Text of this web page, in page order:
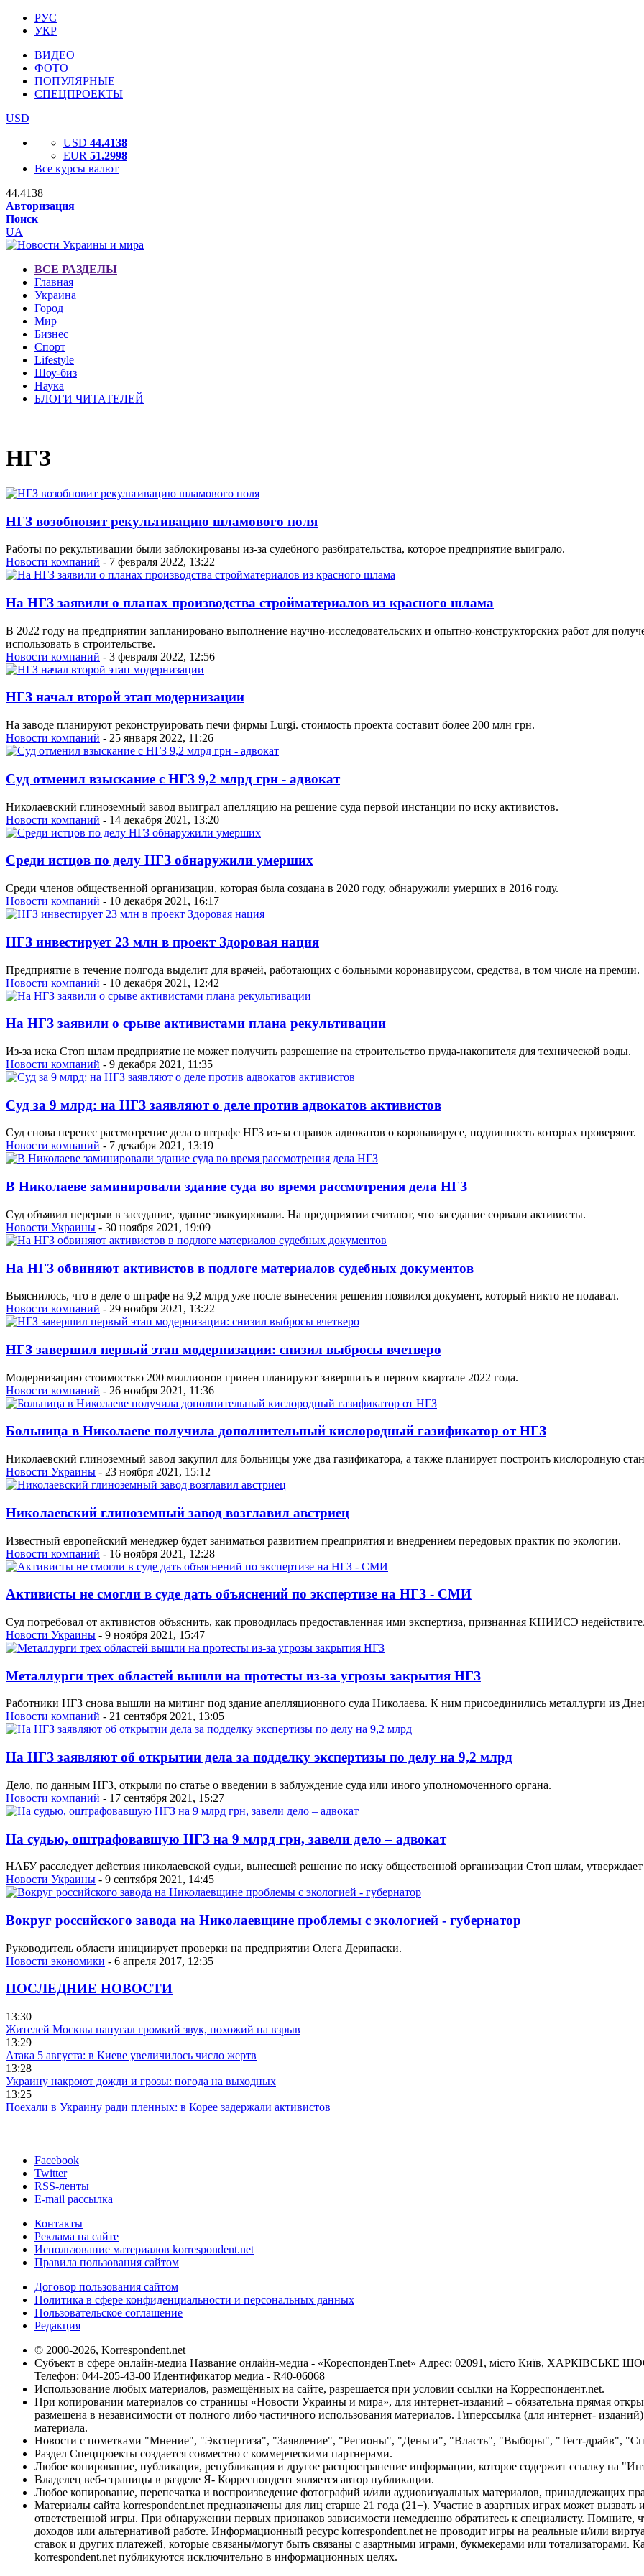
РУС
УКР
ВИДЕО
ФОТО
ПОПУЛЯРНЫЕ
СПЕЦПРОЕКТЫ
USD
USD 44.4138
EUR 51.2998
Все курсы валют
44.4138
Авторизация
Поиск
UA
ВСЕ РАЗДЕЛЫ
Главная
Украина
Город
Мир
Бизнес
Спорт
Lifestyle
Шоу-биз
Наука
БЛОГИ ЧИТАТЕЛЕЙ
НГЗ
НГЗ возобновит рекультивацию шламового поля
Работы по рекультивации были заблокированы из-за судебного разбирательства, которое предприятие выиграло.
Новости компаний - 7 февраля 2022, 13:22
На НГЗ заявили о планах производства стройматериалов из красного шлама
В 2022 году на предприятии запланировано выполнение научно-исследовательских и опытно-конструкторских работ для
использовать в строительстве.
Новости компаний - 3 февраля 2022, 12:56
НГЗ начал второй этап модернизации
На заводе планируют реконструировать печи фирмы Lurgi. стоимость проекта составит более 200 млн грн.
Новости компаний - 25 января 2022, 11:26
Суд отменил взыскание с НГЗ 9,2 млрд грн - адвокат
Николаевский глиноземный завод выиграл апелляцию на решение суда первой инстанции по иску активистов.
Новости компаний - 14 декабря 2021, 13:20
Среди истцов по делу НГЗ обнаружили умерших
Среди членов общественной организации, которая была создана в 2020 году, обнаружили умерших в 2016 году.
Новости компаний - 10 декабря 2021, 16:17
НГЗ инвестирует 23 млн в проект Здоровая нация
Предприятие в течение полгода выделит для врачей, работающих с больными коронавирусом, средства, в том числе на премии.
Новости компаний - 10 декабря 2021, 12:42
На НГЗ заявили о срыве активистами плана рекультивации
Из-за иска Стоп шлам предприятие не может получить разрешение на строительство пруда-накопителя для технической воды.
Новости компаний - 9 декабря 2021, 11:35
Суд за 9 млрд: на НГЗ заявляют о деле против адвокатов активистов
Суд снова перенес рассмотрение дела о штрафе НГЗ из-за справок адвокатов о коронавирусе, подлинность которых проверяют.
Новости компаний - 7 декабря 2021, 13:19
В Николаеве заминировали здание суда во время рассмотрения дела НГЗ
Суд объявил перерыв в заседание, здание эвакуировали. На предприятии считают, что заседание сорвали активисты.
Новости Украины - 30 ноября 2021, 19:09
На НГЗ обвиняют активистов в подлоге материалов судебных документов
Выяснилось, что в деле о штрафе на 9,2 млрд уже после вынесения решения появился документ, который никто не подавал.
Новости компаний - 29 ноября 2021, 13:22
НГЗ завершил первый этап модернизации: снизил выбросы вчетверо
Модернизацию стоимостью 200 миллионов гривен планируют завершить в первом квартале 2022 года.
Новости компаний - 26 ноября 2021, 11:36
Больница в Николаеве получила дополнительный кислородный газификатор от НГЗ
Николаевский глиноземный завод закупил для больницы уже два газификатора, а также планирует построить кислородную
Новости Украины - 23 ноября 2021, 15:12
Николаевский глиноземный завод возглавил австриец
Известный европейский менеджер будет заниматься развитием предприятия и внедрением передовых практик по экологии.
Новости компаний - 16 ноября 2021, 12:28
Активисты не смогли в суде дать объяснений по экспертизе на НГЗ - СМИ
Суд потребовал от активистов объяснить, как проводилась предоставленная ими экспертиза, признанная КНИИСЭ
Новости Украины - 9 ноября 2021, 15:47
Металлурги трех областей вышли на протесты из-за угрозы закрытия НГЗ
Работники НГЗ снова вышли на митинг под здание апелляционного суда Николаева. К ним присоединились металлурги из
Новости компаний - 21 сентября 2021, 13:05
На НГЗ заявляют об открытии дела за подделку экспертизы по делу на 9,2 млрд
Дело, по данным НГЗ, открыли по статье о введении в заблуждение суда или иного уполномоченного органа.
Новости компаний - 17 сентября 2021, 15:27
На судью, оштрафовавшую НГЗ на 9 млрд грн, завели дело – адвокат
НАБУ расследует действия николаевской судьи, вынесшей решение по иску общественной организации Стоп шлам, утверждает
Новости Украины - 9 сентября 2021, 14:45
Вокруг российского завода на Николаевщине проблемы с экологией - губернатор
Руководитель области инициирует проверки на предприятии Олега Дерипаски.
Новости экономики - 6 апреля 2017, 12:35
ПОСЛЕДНИЕ НОВОСТИ
13:30
Жителей Москвы напугал громкий звук, похожий на взрыв
13:29
Атака 5 августа: в Киеве увеличилось число жертв
13:28
Украину накроют дожди и грозы: погода на выходных
13:25
Поехали в Украину ради пленных: в Корее задержали активистов
Facebook
Twitter
RSS-ленты
E-mail рассылка
Контакты
Реклама на сайте
Использование материалов korrespondent.net
Правила пользования сайтом
Договор пользования сайтом
Политика в сфере конфиденциальности и персональных данных
Пользовательское соглашение
Редакция
© 2000-2026, Korrespondent.net
Субъект в сфере онлайн-медиа Название онлайн-медиа - «КореспонденТ.net» Адрес: 02091, місто Київ, ХАРКІВСЬКЕ
Телефон: 044-205-43-00 Идентификатор медиа - R40-06068
Использование любых материалов, размещённых на сайте, разрешается при условии ссылки на Корреспондент.net.
При копировании материалов со страницы «Новости Украины и мира», для интернет-изданий – обязательна прямая
размещена в независимости от полного либо частичного использования материалов. Гиперссылка (для интернет-
материала.
Новости с пометками "Мнение", "Экспертиза", "Заявление", "Регионы", "Деньги", "Власть", "Выборы", "Тест-драйв",
Раздел Спецпроекты создается совместно с коммерческими партнерами.
Любое копирование, публикация, републикация и другое распространение информации, которое содержит ссылку на
Владелец веб-страницы в разделе Я- Корреспондент является автор публикации.
Любое копирование, перепечатка и воспроизведение фотографий и/или аудиовизуальных материалов, принадлежащих
Материалы сайта korrespondent.net предназначены для лиц старше 21 года (21+). Участие в азартных играх может
ответственной игры. При обнаружении первых признаков зависимости немедленно обратитесь к специалисту. Помните,
доходов или альтернативой работе. Информационный ресурс korrespondent.net не проводит игры на реальные и/или
ставок и других платежей, которые связаны/могут быть связаны с азартными играми, букмекерами или тотализаторами.
korrespondent.net публикуются исключительно в информационных целях.